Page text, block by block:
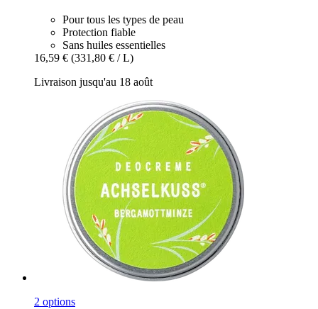
Pour tous les types de peau
Protection fiable
Sans huiles essentielles
16,59 € (331,80 € / L)
Livraison jusqu'au 18 août
2 options